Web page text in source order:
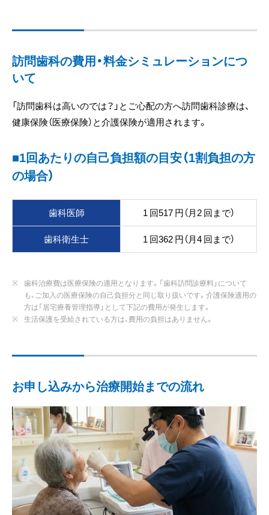
訪問歯科の費用・料金シミュレーションにつ
いて
「訪問歯科は高いのでは？」とご心配の方へ訪問歯科診療は、
健康保険（医療保険）と介護保険が適用されます。
■1回あたりの自己負担額の目安（1割負担の方
の場合）
歯科医師
1 回517 円（月2 回まで）
歯科衛生士
1 回362 円（月4 回まで）
歯科治療費は医療保険の適用となります。「歯科訪問診療料」について
も、ご加入の医療保険の自己負担分と同じ取り扱いです。介護保険適用の
方は「居宅療養管理指導」として下記の費用が発生します。
生活保護を受給されている方は、費用の負担はありません。
お申し込みから治療開始までの流れ